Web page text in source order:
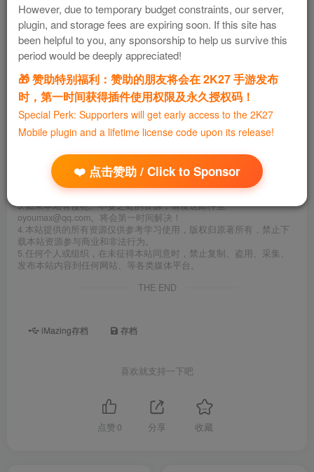
免费资源 悟饭掌阅
资源下载
1.本站部分内容转载自其它媒体，但并不代表本站赞同其观点和对其
真实性负责。
2.若您需要商业运营或用于其他商业活动，请您购买正版授权并合法
3.如果本站有侵犯、不妥之处的资源，请发送邮件至
oyoumax@qq.com。将会第一时间解决！
4.本站提供的所有资源仅供参考学习使用，版权归原著所有，禁止下
载本站资源参与商业和非法行为。
5.任何个人或组织，在未征得本站同意时，禁止复制、盗用、采集、
发布本站内容到任何网站、等各类媒体平台。
THE END
iMazing存档 存档
喜欢就支持一下吧
点赞 0 分享 收藏
However, due to temporary budget constraints, our server,
plugin, and storage fees are expiring soon. If this site has
been helpful to you, any sponsorship to help us survive this
period would be deeply appreciated!
🎁 赞助特别福利：赞助的朋友将会在 2K27 手游发布
时，第一时间获得插件使用权限及永久授权码！
Special Perk: Supporters will get early access to the 2K27
Mobile plugin and a lifetime license code upon its release!
❤️ 点击赞助 / Click to Sponsor